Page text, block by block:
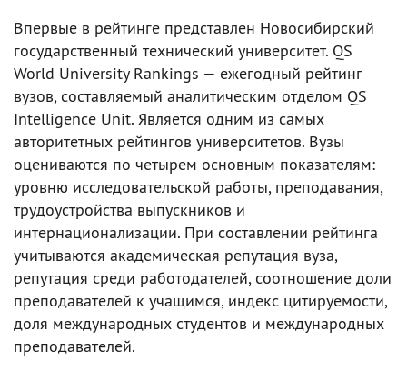
Впервые в рейтинге представлен Новосибирский
государственный технический университет. QS
World University Rankings — ежегодный рейтинг
вузов, составляемый аналитическим отделом QS
Intelligence Unit. Является одним из самых
авторитетных рейтингов университетов. Вузы
оцениваются по четырем основным показателям:
уровню исследовательской работы, преподавания,
трудоустройства выпускников и
интернационализации. При составлении рейтинга
учитываются академическая репутация вуза,
репутация среди работодателей, соотношение доли
преподавателей к учащимся, индекс цитируемости,
доля международных студентов и международных
преподавателей.